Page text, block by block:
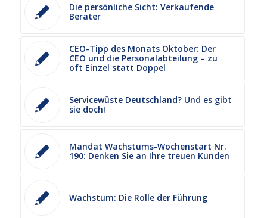
Die persönliche Sicht: Verkaufende
Berater
CEO-Tipp des Monats Oktober: Der
CEO und die Personalabteilung – zu
oft Einzel statt Doppel
Servicewüste Deutschland? Und es gibt
sie doch!
Mandat Wachstums-Wochenstart Nr.
190: Denken Sie an Ihre treuen Kunden
Wachstum: Die Rolle der Führung